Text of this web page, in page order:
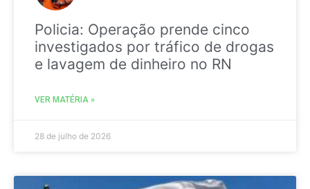
Policia: Operação prende cinco
investigados por tráfico de drogas
e lavagem de dinheiro no RN
VER MATÉRIA »
28 de julho de 2026